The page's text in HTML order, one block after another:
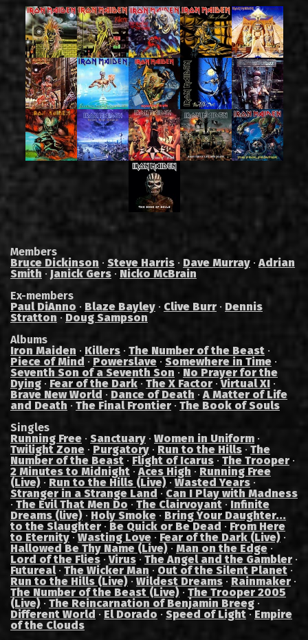
Members
Bruce Dickinson · Steve Harris · Dave Murray ·Adrian
Smith · Janick Gers · Nicko McBrain
Ex-members
Paul DiAnno · Blaze Bayley · Clive Burr · Dennis
Stratton · Doug Sampson
Albums
Iron Maiden · Killers · The Number of the Beast ·
Piece of Mind · Powerslave · Somewhere in Time ·
Seventh Son of a Seventh Son · No Prayer for the
Dying · Fear of the Dark · The X Factor ·Virtual XI ·
Brave New World · Dance of Death ·A Matter of Life
and Death · The Final Frontier · The Book of Souls
Singles
Running Free · Sanctuary · Women in Uniform ·
Twilight Zone · Purgatory · Run to the Hills · The
Number of the Beast · Flight of Icarus · The Trooper ·
2 Minutes to Midnight ·Aces High · Running Free
(Live) · Run to the Hills (Live) · Wasted Years ·
Stranger in a Strange Land · Can I Play with Madness
· The Evil That Men Do · The Clairvoyant · Infinite
Dreams (live) · Holy Smoke · Bring Your Daughter...
to the Slaughter · Be Quick or Be Dead · From Here
to Eternity·Wasting Love · Fear of the Dark (Live) ·
Hallowed Be Thy Name (Live) · Man on the Edge ·
Lord of the Flies ·Virus · The Angel and the Gambler ·
Futureal· The Wicker Man · Out of the Silent Planet ·
Run to the Hills (Live) · Wildest Dreams · Rainmaker ·
The Number of the Beast (Live) · The Trooper 2005
(Live) · The Reincarnation of Benjamin Breeg ·
Different World · El Dorado · Speed of Light·Empire
of the Clouds